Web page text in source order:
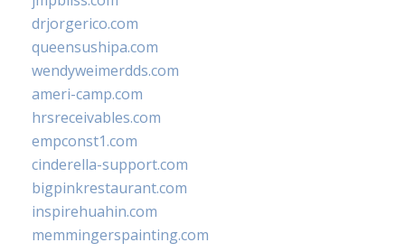
drjorgerico.com
queensushipa.com
wendyweimerdds.com
ameri-camp.com
hrsreceivables.com
empconst1.com
cinderella-support.com
bigpinkrestaurant.com
inspirehuahin.com
memmingerspainting.com